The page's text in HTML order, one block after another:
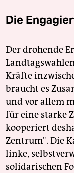
Die
Der drohende
Kräfte
braucht es
und vor allem
für eine starke
kooperiert
Zentrum". Die
linke,
solidarischen